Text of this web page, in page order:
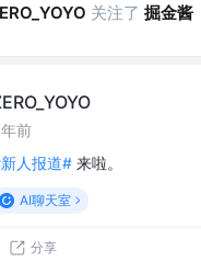
关注了 掘金酱
前
人报道# 来啦。
AI聊天室
分享